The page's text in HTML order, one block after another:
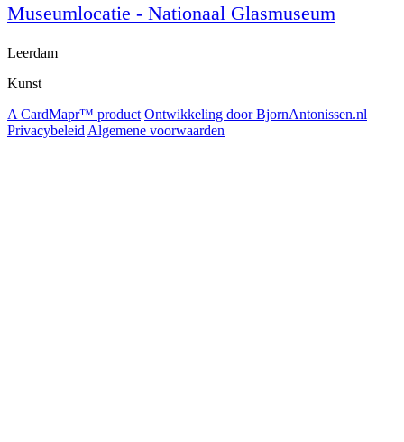
Museumlocatie - Nationaal Glasmuseum
Leerdam
Kunst
A CardMapr™ product Ontwikkeling door BjornAntonissen.nl
Privacybeleid Algemene voorwaarden